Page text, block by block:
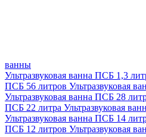
ванны
Ультразвуковая ванна ПСБ 1,3
ПСБ 56 литров Ультразвуковая
Ультразвуковая ванна ПСБ 28
ПСБ 22 литра Ультразвуковая
Ультразвуковая ванна ПСБ 14
ПСБ 12 литров Ультразвуковая